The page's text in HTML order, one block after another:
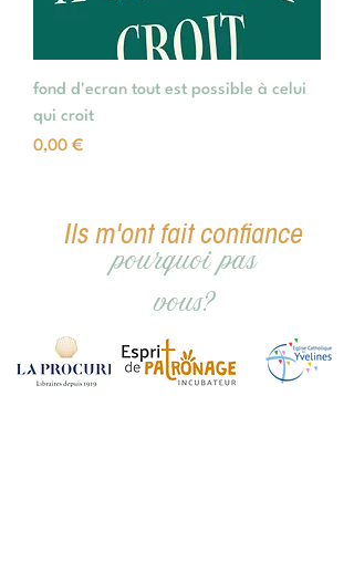
fond d'ecran tout est possible à celui
qui croit
Prix
0,00 €
Ils m'ont fait confiance
pourquoi pas
vous?